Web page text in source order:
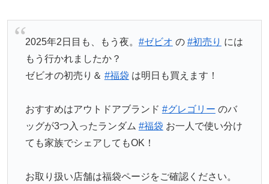
2025年2日目も、もう夜。 #ゼビオ の #初売り には
もう行かれましたか？
ゼビオの初売り＆ #福袋 は明日も買えます！
おすすめはアウトドアブランド #グレゴリー のバ
ッグが3つ入ったランダム #福袋 お一人で使い分け
ても家族でシェアしてもOK！
お取り扱い店舗は福袋ページをご確認ください。